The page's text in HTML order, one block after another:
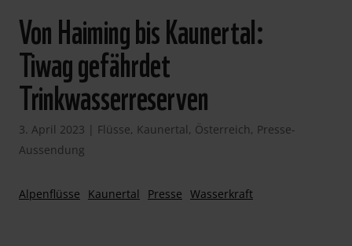
Von Haiming bis Kaunertal:
Tiwag gefährdet
Trinkwasserreserven
3. April 2023 | Flüsse, Kaunertal, Österreich, Presse-
Aussendung
Alpenflüsse Kaunertal Presse Wasserkraft